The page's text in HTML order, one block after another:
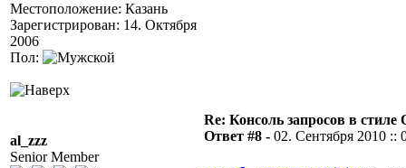
Местоположение: Казань
Зарегистрирован: 14. Октября
2006
Пол:
al_zzz
Senior Member
Re: Консоль запросов в стиле
Ответ #8 - 02. Сентября 2010 ::